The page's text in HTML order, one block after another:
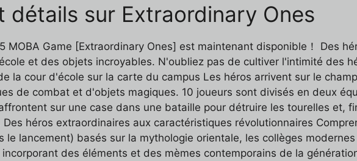
détails sur Extraordinary Ones
MOBA Game [Extraordinary Ones] est maintenant disponible！ Des
et des objets incroyables. N'oubliez pas de cultiver l'intimité des
la cour d'école sur la carte du campus Les héros arrivent sur le
de combat et d'objets magiques. 10 joueurs sont divisés en deux
sur une case dans une bataille pour détruire les tourelles et,
héros extraordinaires aux caractéristiques révolutionnaires
le lancement) basés sur la mythologie orientale, les collèges
des éléments et des mèmes contemporains de la